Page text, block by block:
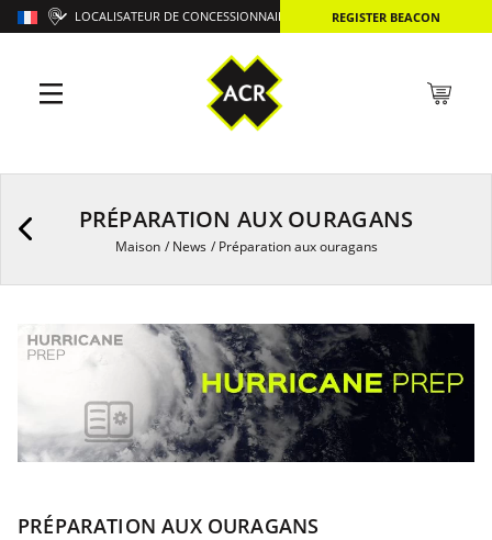
PRÉPARATION AUX OURAGANS
Maison /News /Préparation aux ouragans
PRÉPARATION AUX OURAGANS
LOCALISATEUR DE CONCESSIONNAIRES REGISTER BEACON